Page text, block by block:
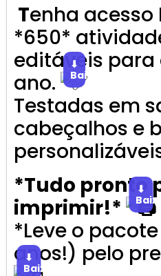
Tenha acesso
*650*
editáveis para
ano.
⬇
Baixar
Testadas em
cabeçalhos e
*Tudo pronto
imprimir!*
⬇
*Leve o
anos!) pelo
⬇
Baixar